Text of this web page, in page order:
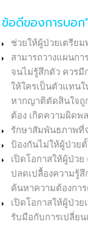
ข้อดีของการบอก
ช่วยให้ผู้ป่วยเตรีย
สามารถวางแผนก
จนไม่รู้สึกตัว ควรมี
ให้ใครเป็นตัวแทน
หากญาติตัดสินใจถู
ต้อง เกิดความผิดพ
รักษาสัมพันธภาพที่
ป้องกันไม่ให้ผู้ป่วย
เปิดโอกาสให้ผู้ป่ว
ปลดเปลื้องความรู้
ค้นหาความต้องกา
เปิดโอกาสให้ผู้ป่ว
รับมือกับการเปลี่ย